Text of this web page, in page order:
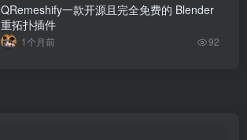
QRemeshify一款开源且完全免费的 Blender
重拓扑插件
1个月前 92